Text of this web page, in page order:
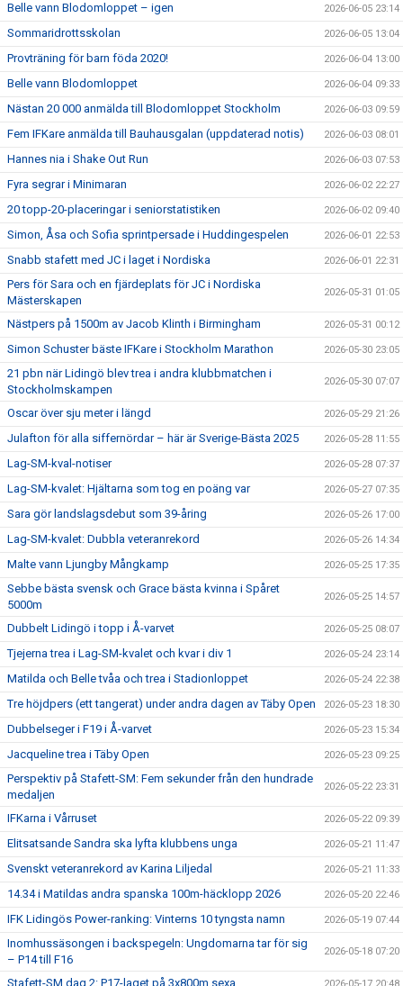
Belle vann Blodomloppet – igen 2026-06-05 23:14
Sommaridrottsskolan 2026-06-05 13:04
Provträning för barn föda 2020! 2026-06-04 13:00
Belle vann Blodomloppet 2026-06-04 09:33
Nästan 20 000 anmälda till Blodomloppet Stockholm 2026-06-03 09:59
Fem IFKare anmälda till Bauhausgalan (uppdaterad notis) 2026-06-03 08:01
Hannes nia i Shake Out Run 2026-06-03 07:53
Fyra segrar i Minimaran 2026-06-02 22:27
20 topp-20-placeringar i seniorstatistiken 2026-06-02 09:40
Simon, Åsa och Sofia sprintpersade i Huddingespelen 2026-06-01 22:53
Snabb stafett med JC i laget i Nordiska 2026-06-01 22:31
Pers för Sara och en fjärdeplats för JC i Nordiska
Mästerskapen
2026-05-31 01:05
Nästpers på 1500m av Jacob Klinth i Birmingham 2026-05-31 00:12
Simon Schuster bäste IFKare i Stockholm Marathon 2026-05-30 23:05
21 pbn när Lidingö blev trea i andra klubbmatchen i
Stockholmskampen
2026-05-30 07:07
Oscar över sju meter i längd 2026-05-29 21:26
Julafton för alla siffernördar – här är Sverige-Bästa 2025 2026-05-28 11:55
Lag-SM-kval-notiser 2026-05-28 07:37
Lag-SM-kvalet: Hjältarna som tog en poäng var 2026-05-27 07:35
Sara gör landslagsdebut som 39-åring 2026-05-26 17:00
Lag-SM-kvalet: Dubbla veteranrekord 2026-05-26 14:34
Malte vann Ljungby Mångkamp 2026-05-25 17:35
Sebbe bästa svensk och Grace bästa kvinna i Spåret
5000m
2026-05-25 14:57
Dubbelt Lidingö i topp i Å-varvet 2026-05-25 08:07
Tjejerna trea i Lag-SM-kvalet och kvar i div 1 2026-05-24 23:14
Matilda och Belle tvåa och trea i Stadionloppet 2026-05-24 22:38
Tre höjdpers (ett tangerat) under andra dagen av Täby Open 2026-05-23 18:30
Dubbelseger i F19 i Å-varvet 2026-05-23 15:34
Jacqueline trea i Täby Open 2026-05-23 09:25
Perspektiv på Stafett-SM: Fem sekunder från den hundrade
medaljen
2026-05-22 23:31
IFKarna i Vårruset 2026-05-22 09:39
Elitsatsande Sandra ska lyfta klubbens unga 2026-05-21 11:47
Svenskt veteranrekord av Karina Liljedal 2026-05-21 11:33
14.34 i Matildas andra spanska 100m-häcklopp 2026 2026-05-20 22:46
IFK Lidingös Power-ranking: Vinterns 10 tyngsta namn 2026-05-19 07:44
Inomhussäsongen i backspegeln: Ungdomarna tar för sig
– P14 till F16
2026-05-18 07:20
Stafett-SM dag 2: P17-laget på 3x800m sexa